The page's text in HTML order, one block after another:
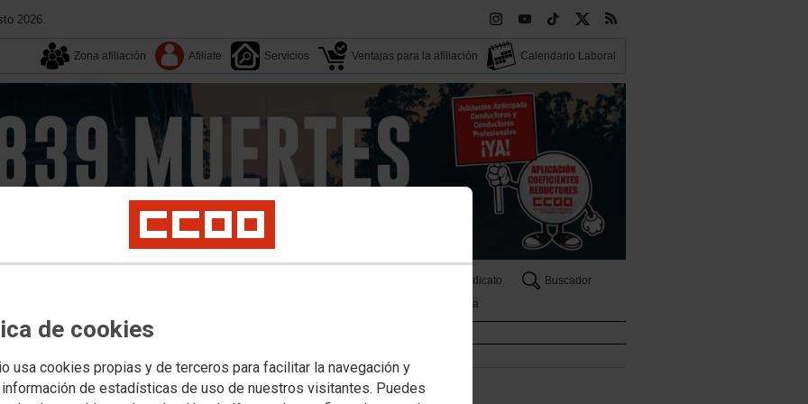
de cookies
usa cookies propias y de terceros para facilitar la navegación y
de estadísticas de uso de nuestros visitantes. Puedes
2026.
Zona afiliación Afiliate Servicios Ventajas para la afiliación Calendario Laboral
Tu Sindicato
Buscador
Tribuna
Campañas Formación